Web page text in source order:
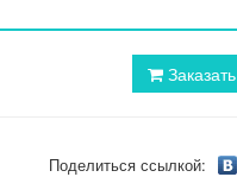
Заказать
Поделиться ссылкой: